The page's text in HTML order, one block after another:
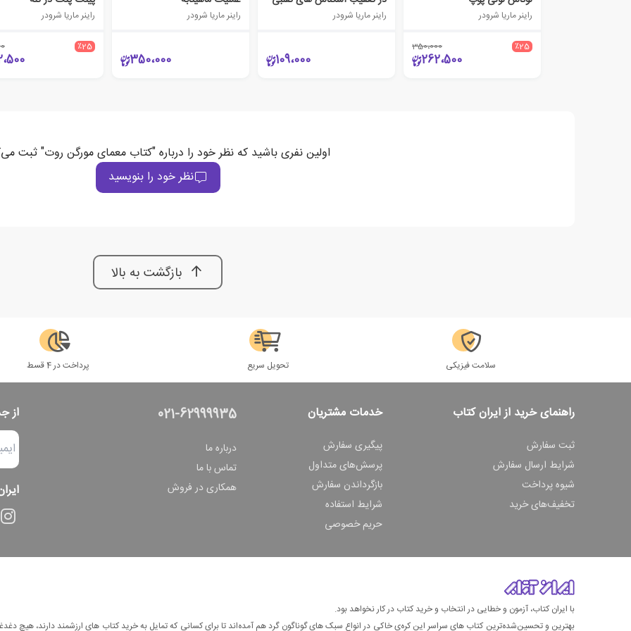
راینر ماریا شرودر
٪25 350،000
262،500
راینر ماریا شرودر
109،000
راینر ماریا شرودر
350،000
راینر ماریا شرودر
٪25
اولین نفری باشید که نظر خود را درباره "کتاب معمای مورگن روت" ثبت
نظر خود را بنویسید
بازگشت به بالا
سلامت فیزیکی تحویل سریع پرداخت در 4 قسط
راهنمای خرید از ایران کتاب
ثبت سفارش
شرایط ارسال سفارش
شیوه پرداخت
تخفیف‌های خرید
خدمات مشتریان
پیگیری سفارش
پرسش‌های متداول
بازگرداندن سفارش
شرایط استفاده
حریم خصوصی
021-62999935
درباره ما
تماس با ما
همکاری در فروش
از
با ایران کتاب، آزمون و خطایی در انتخاب و خرید کتاب در کار نخواهد بود.
بهترین و تحسین‌شده‌ترین کتاب‌ های سراسر این کره‌ی خاکی در انواع سبک های گوناگون گرد هم آمده‌اند تا برای کسانی که تمایل به خرید کتاب های ارزشمند دارند، هیچ